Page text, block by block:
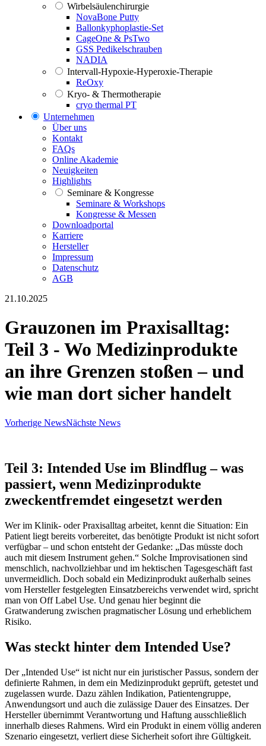
Wirbelsäulenchirurgie
NovaBone Putty
Ballonkyphoplastie-Set
CageOne & PsTwo
GSS Pedikelschrauben
NADIA
Intervall-Hypoxie-Hyperoxie-Therapie
ReOxy
Kryo- & Thermotherapie
cryo thermal PT
Unternehmen
Über uns
Kontakt
FAQs
Online Akademie
Neuigkeiten
Highlights
Seminare & Kongresse
Seminare & Workshops
Kongresse & Messen
Downloadportal
Karriere
Hersteller
Impressum
Datenschutz
AGB
21.10.2025
Grauzonen im Praxisalltag:
Teil 3 - Wo Medizinprodukte
an ihre Grenzen stoßen – und
wie man dort sicher handelt
Vorherige NewsNächste News
Teil 3: Intended Use im Blindflug – was
passiert, wenn Medizinprodukte
zweckentfremdet eingesetzt werden
Wer im Klinik- oder Praxisalltag arbeitet, kennt die Situation: Ein
Patient liegt bereits vorbereitet, das benötigte Produkt ist nicht sofort
verfügbar – und schon entsteht der Gedanke: „Das müsste doch
auch mit diesem Instrument gehen.“ Solche Improvisationen sind
menschlich, nachvollziehbar und im hektischen Tagesgeschäft fast
unvermeidlich. Doch sobald ein Medizinprodukt außerhalb seines
vom Hersteller festgelegten Einsatzbereichs verwendet wird, spricht
man von Off Label Use. Und genau hier beginnt die
Gratwanderung zwischen pragmatischer Lösung und erheblichem
Risiko.
Was steckt hinter dem Intended Use?
Der „Intended Use“ ist nicht nur ein juristischer Passus, sondern der
definierte Rahmen, in dem ein Medizinprodukt geprüft, getestet und
zugelassen wurde. Dazu zählen Indikation, Patientengruppe,
Anwendungsort und auch die zulässige Dauer des Einsatzes. Der
Hersteller übernimmt Verantwortung und Haftung ausschließlich
innerhalb dieses Rahmens. Wird ein Produkt in einem völlig anderen
Szenario eingesetzt, verliert diese Sicherheit sofort ihre Gültigkeit.